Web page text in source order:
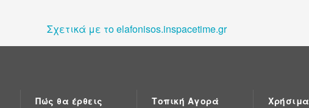
Σχετικά με το elafonisos.inspacetime.gr
Πώς θα έρθεις Τοπική Αγορά Χρήσιμα